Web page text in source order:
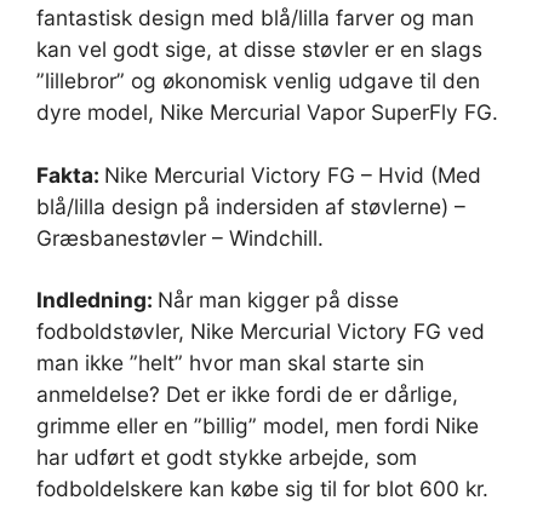
fantastisk design med blå/lilla farver og man
kan vel godt sige, at disse støvler er en slags
”lillebror” og økonomisk venlig udgave til den
dyre model, Nike Mercurial Vapor SuperFly FG.
Fakta: Nike Mercurial Victory FG – Hvid (Med
blå/lilla design på indersiden af støvlerne) –
Græsbanestøvler – Windchill.
Indledning: Når man kigger på disse
fodboldstøvler, Nike Mercurial Victory FG ved
man ikke ”helt” hvor man skal starte sin
anmeldelse? Det er ikke fordi de er dårlige,
grimme eller en ”billig” model, men fordi Nike
har udført et godt stykke arbejde, som
fodboldelskere kan købe sig til for blot 600 kr.